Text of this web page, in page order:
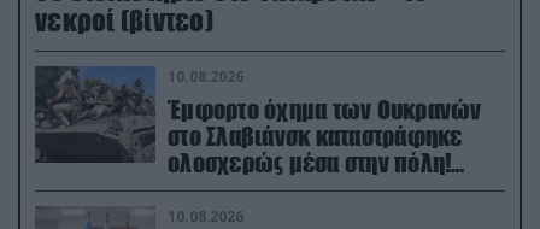
νεκροί (βίντεο)
10.08.2026
Έμφορτο όχημα των Ουκρανών
στο Σλαβιάνσκ καταστράφηκε
ολοσχερώς μέσα στην πόλη!
(βίντεο)
10.08.2026